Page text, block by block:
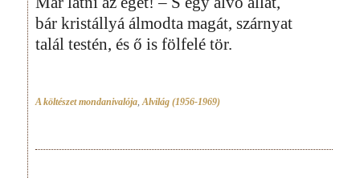
bár kristállyá álmodta magát, szárnyat
talál testén, és ő is fölfelé tör.
A költészet mondanivalója,Alvilág (1956-1969)